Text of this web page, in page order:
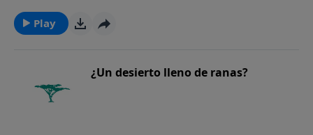
según su especie. Y vio Dios que era bueno”.
Play
¿Un desierto lleno de ranas?